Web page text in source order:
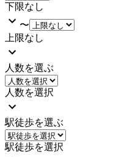
下限なし
〜
上限なし
人数を選ぶ
人数を選択
駅徒歩を選ぶ
駅徒歩を選択